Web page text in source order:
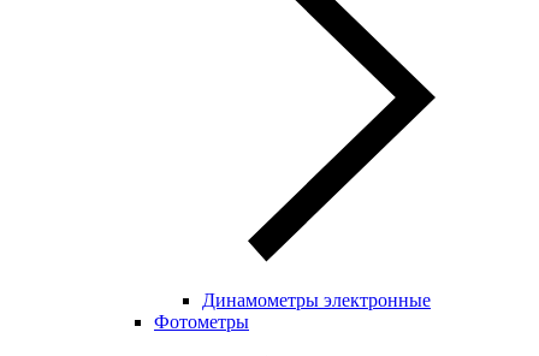
Динамометры электронные
Фотометры